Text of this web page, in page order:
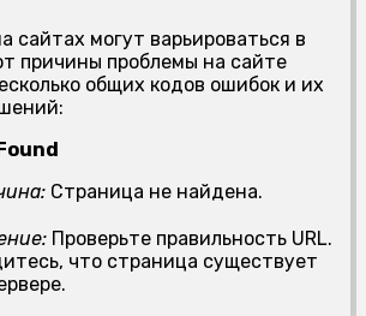
сайтах могут варьироваться в
причины проблемы на сайте
общих кодов ошибок и их
Страница не найдена.
Проверьте правильность URL.
что страница существует